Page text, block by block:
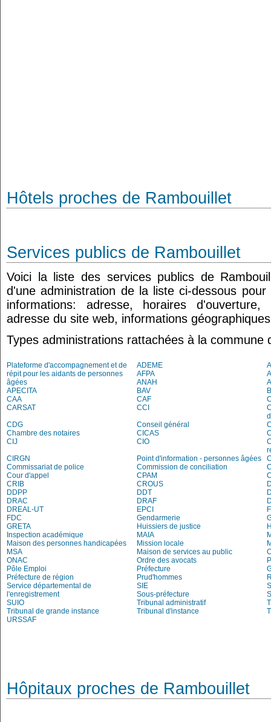
Hôtels proches de Rambouillet
Services publics de Rambouillet
Voici la liste des services publics de
d'une administration de la liste ci-dessous
informations: adresse, horaires
adresse du site web, informations
Types administrations rattachées à la commune
Plateforme d'accompagnement et de
répit pour les aidants de personnes
âgées
ADEME
AFPA
ANAH
APECITA
BAV
CAA
CAF
CARSAT
CCI
CDG
Conseil général
Chambre des notaires
CICAS
CIJ
CIO
CIRGN
Point d'information - personnes âgées
Commissariat de police
Commission de conciliation
Cour d'appel
CPAM
CRIB
CROUS
DDPP
DDT
DRAC
DRAF
DREAL-UT
EPCI
FDC
Gendarmerie
GRETA
Huissiers de justice
Inspection académique
MAIA
Maison des personnes handicapées
Mission locale
MSA
Maison de services au public
ONAC
Ordre des avocats
Pôle Emploi
Préfecture
Préfecture de région
Prud'hommes
Service départemental de
l'enregistrement
SIE
Sous-préfecture
SUIO
Tribunal administratif
Tribunal de grande instance
Tribunal d'instance
URSSAF
Hôpitaux proches de Rambouillet